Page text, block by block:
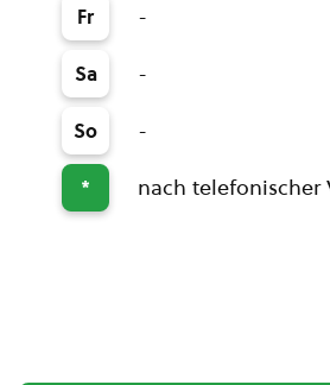
Fr -
Sa -
So -
* nach telefonischer